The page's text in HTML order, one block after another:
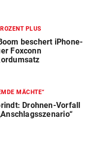
PLUS
beschert iPhone-
Foxconn
MÄCHTE“
Drohnen-Vorfall